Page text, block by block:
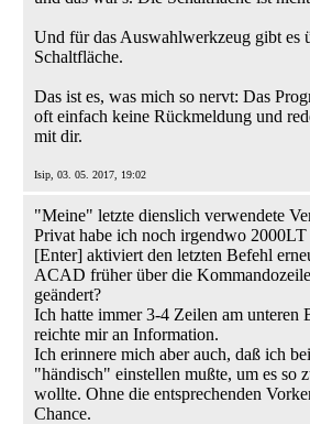
Und für das Auswahlwerkzeug gibt es
Schaltfläche.
Das ist es, was mich so nervt: Das
oft einfach keine Rückmeldung und
mit dir.
Isip, 03. 05. 2017, 19:02
"Meine" letzte dienslich verwendete
Privat habe ich noch irgendwo
[Enter] aktiviert den letzten Befehl
ACAD früher über die
geändert?
Ich hatte immer 3-4 Zeilen am unteren
reichte mir an Information.
Ich erinnere mich aber auch, daß ich
"händisch" einstellen mußte, um es so
wollte. Ohne die entsprechenden
Chance.